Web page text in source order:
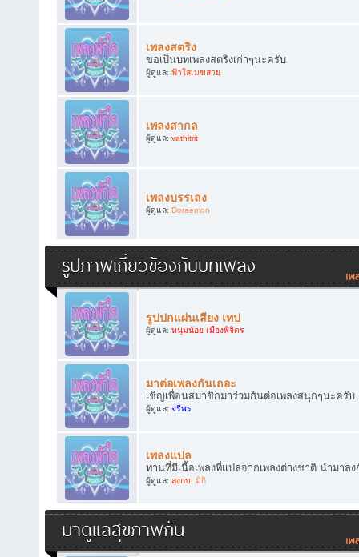
เพลงสตริง
ขอเป็นบทเพลงสตริงเก่าๆนะครับ
ผู้ดูแล: ฟ้าใสเมฆสวย
เพลงสากล
ผู้ดูแล: vathitrit
เพลงบรรเลง
ผู้ดูแล: Doraemon
รูปภาพเกี่ยวข้องกับบทเพลง
รูปปกแผ่นเสียง เทป
ผู้ดูแล: หนุ่มน้อย เมืองพิจิตร
มาต่อเพลงกันเถอะ
เชิญเพื่อนสมาชิกมาร่วมกันต่อเพลงสนุกๆนะครับ
ผู้ดูแล: จรีพร
เพลงแปล
ท่านที่มีเนื้อเพลงที่แปลจากเพลงต่างชาติ นำมาล
ผู้ดูแล: ลุงกบ, มิกิ
มาดูแลสุขภาพกัน